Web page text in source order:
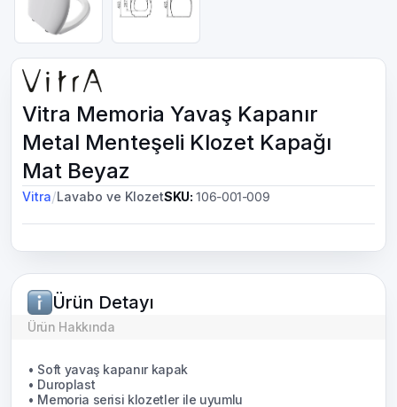
Vitra Memoria Yavaş Kapanır
Metal Menteşeli Klozet Kapağı
Mat Beyaz
Vitra/Lavabo ve KlozetSKU: 106-001-009
Ürün Detayı
Ürün Hakkında
• Soft yavaş kapanır kapak
• Duroplast
• Memoria serisi klozetler ile uyumlu